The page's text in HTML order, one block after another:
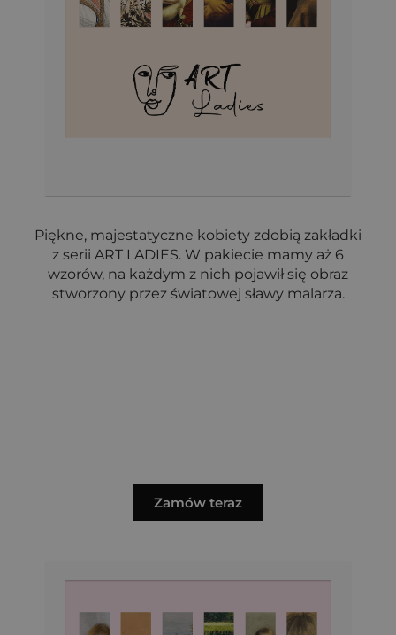
Piękne, majestatyczne kobiety zdobią zakładki
z serii ART LADIES. W pakiecie mamy aż 6
wzorów, na każdym z nich pojawił się obraz
stworzony przez światowej sławy malarza.
Zamów teraz